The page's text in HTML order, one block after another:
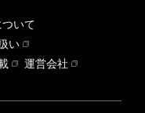
いて
い
運営会社